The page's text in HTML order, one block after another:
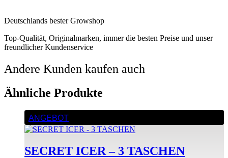
Deutschlands bester Growshop
Top-Qualität, Originalmarken, immer die besten Preise und unser
freundlicher Kundenservice
Andere Kunden kaufen auch
Ähnliche Produkte
ANGEBOT
SECRET ICER – 3 TASCHEN